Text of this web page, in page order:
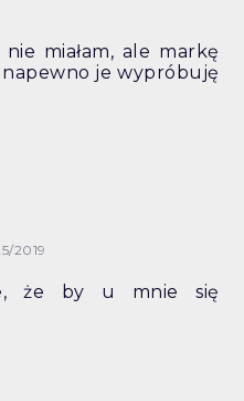
miałam, ale markę
je wypróbuję
2019
że by u mnie się